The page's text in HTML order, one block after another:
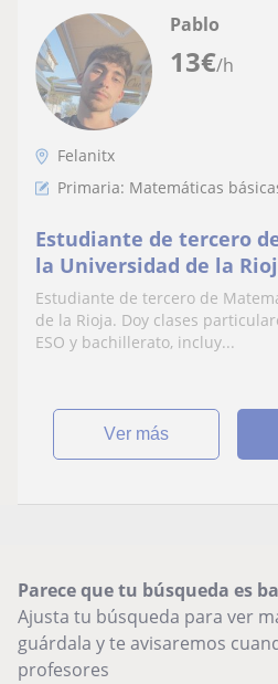
13€/h
Pablo
Felanitx
Primaria: Matemáticas
Estudiante de tercero
la Universidad de la
particulares desde
bachillerato,
EBAU. Experiencia de
Estudiante de tercero de
de la Rioja. Doy clases
ESO y bachillerato, incluy...
ver más
Parece que tu búsqueda es
Ajusta tu búsqueda para ver
guárdala y te avisaremos
profesores